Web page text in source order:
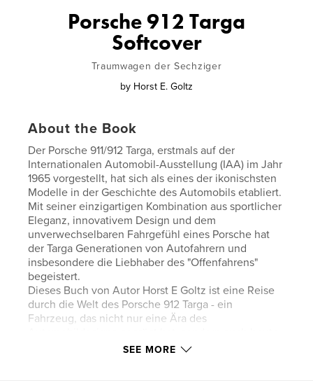
Porsche 912 Targa
Softcover
Traumwagen der Sechziger
by Horst E. Goltz
About the Book
Der Porsche 911/912 Targa, erstmals auf der
Internationalen Automobil-Ausstellung (IAA) im Jahr
1965 vorgestellt, hat sich als eines der ikonischsten
Modelle in der Geschichte des Automobils etabliert.
Mit seiner einzigartigen Kombination aus sportlicher
Eleganz, innovativem Design und dem
unverwechselbaren Fahrgefühl eines Porsche hat
der Targa Generationen von Autofahrern und
insbesondere die Liebhaber des "Offenfahrens"
begeistert.
Dieses Buch von Autor Horst E Goltz ist eine Reise
durch die Welt des Porsche 912 Targa - ein
Fahrzeug, das nicht nur eine Ära des
noch die Herzen der Oldtimer-Fans höher schlagen
SEE MORE